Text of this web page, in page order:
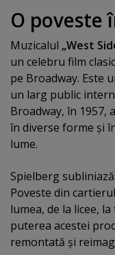
O poveste
Muzicalul „West
un celebru film
pe Broadway. Este
un larg public
Broadway, în 1957,
în diverse forme şi
lume.
Spielberg
Poveste din
lumea, de la licee,
puterea acestei
remontată şi